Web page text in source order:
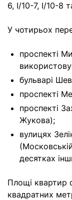
6, І/10-7, І/10-8
У чотирьох
проспекті
бульварі
проспекті
проспекті
Жукова);
вулицях
десятках
Площі квартир
квадратних